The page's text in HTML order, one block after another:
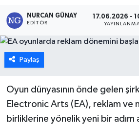
NURCAN GÜNAY
EDITÖR
17.06.2026 -
Paylaş
Oyun dünyasının önde gelen
Electronic Arts (EA), reklam ve
birliklerine yönelik yeni bir adım
Dünya
Eğitim
Ekonomi
Emet
Foto Galeri